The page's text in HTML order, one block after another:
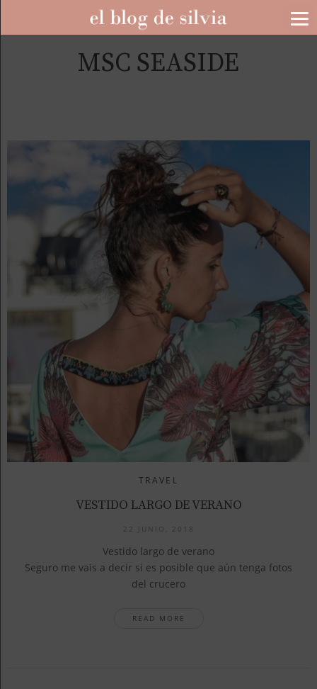
MSC SEASIDE
TRAVEL
VESTIDO LARGO DE VERANO
22 JUNIO, 2018
Vestido largo de verano
Seguro me vais a decir si es posible que aún tenga fotos
del crucero
READ MORE